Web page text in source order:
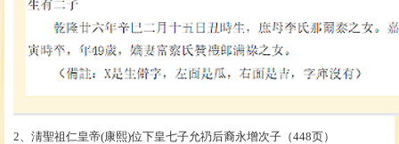
2、淸聖祖仁皇帝(康熙)位下皇七子允礽后裔永增次子（448页）